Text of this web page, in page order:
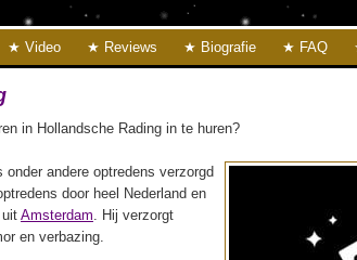
Video Reviews Biografie FAQ
in Hollandsche Rading in te huren?
andere optredens verzorgd
door heel Nederland en
Amsterdam. Hij verzorgt
en verbazing.